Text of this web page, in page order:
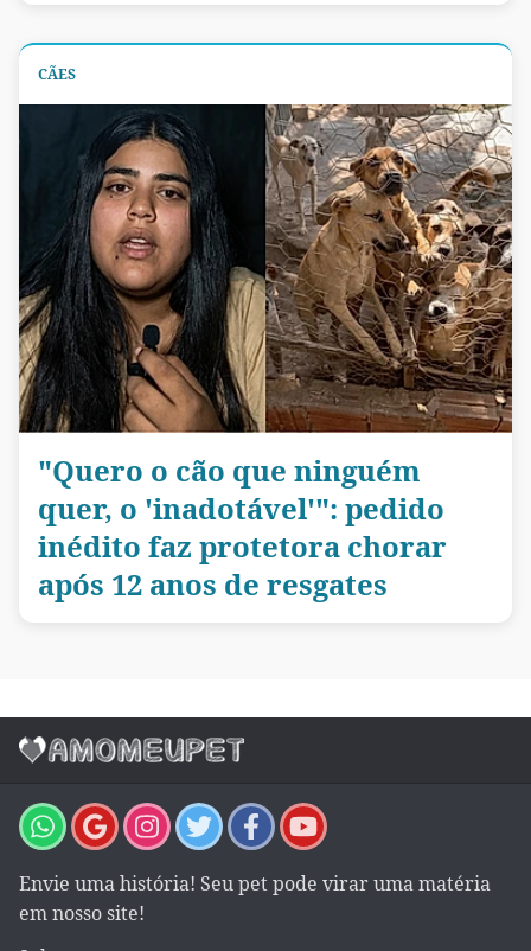
CÃES
"Quero o cão que ninguém
quer, o 'inadotável'": pedido
inédito faz protetora chorar
após 12 anos de resgates
Envie uma história! Seu pet pode virar uma matéria
em nosso site!